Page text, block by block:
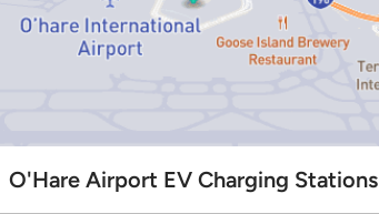
O'Hare Airport EV Charging Stations